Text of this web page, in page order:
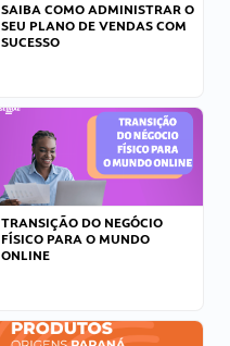
SAIBA COMO ADMINISTRAR O
SEU PLANO DE VENDAS COM
SUCESSO
TRANSIÇÃO DO NEGÓCIO
FÍSICO PARA O MUNDO
ONLINE